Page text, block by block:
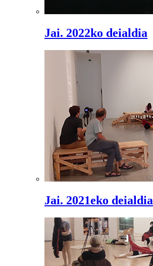
Jai. 2022ko deialdia
Jai. 2021eko deialdia